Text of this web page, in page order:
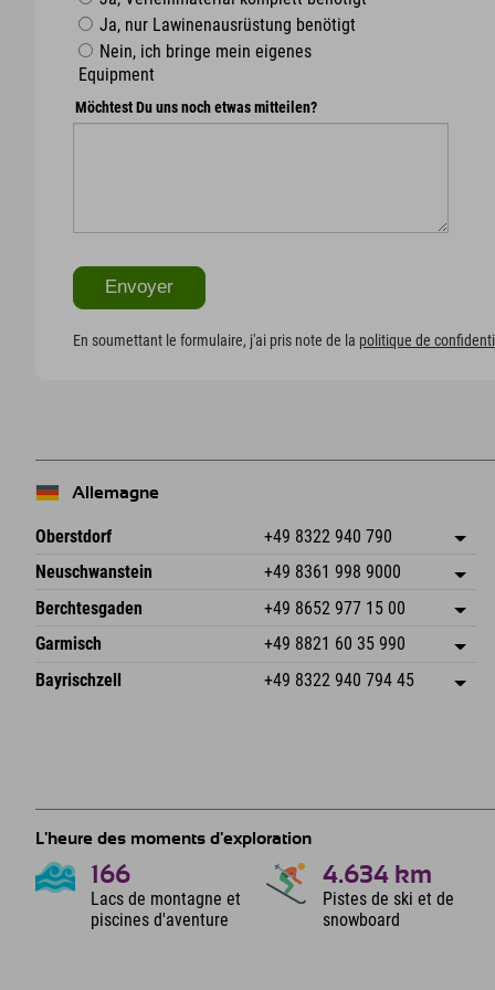
Ja, nur Lawinenausrüstung benötigt
Nein, ich bringe mein eigenes
Equipment
Möchtest Du uns noch etwas mitteilen?
En soumettant le formulaire, j'ai pris note de la politique de
Allemagne
Oberstdorf +49 8322 940 790
An der Breitach 3
Allemagne
Enregistrer l'adresse
Réservation
Neuschwanstein +49 8361 998 9000
An der Riese 45
87484 Nesselwang im Allgäu
Allemagne
Enregistrer l'adresse
Réservation
Berchtesgaden +49 8652 977 15 00
Hofreitstr. 7
Allemagne
Enregistrer l'adresse
Réservation
Garmisch +49 8821 60 35 990
Frickenstraße 22
82490 Farchant
Enregistrer l'adresse
Bayrischzell +49 8322 940 794 45
L'heure des moments d'exploration
166
Lacs de montagne et
piscines d'aventure
4.634 km
Pistes de ski et de
snowboard